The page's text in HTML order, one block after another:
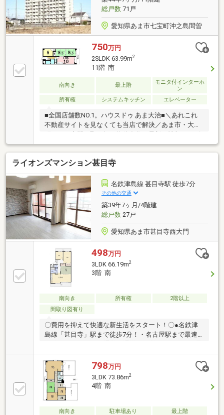
利な立地
総戸数71戸
愛知県あま市七宝町沖之島間曽
750万円
2SLDK 63.99m2
11階 南
南向き 最上階
モニタ付インターホ
ン
所有権
システムキッチン エレベーター
■全国店舗数NO.1。ハウスドゥ あま大治■＼あれこれ
不動産サイトを見なくても当店で解決／あま市・大治
ーディーにお届け。ネットに掲載していない物件は店
頭でご紹介いたします。◆宝小学校/七宝北中学校◆
エレベーター付！◆宅配BOX完備！◆余裕のあるバル
コニー◆車で5分圏内に生活施設充実※写真をクリック
すると、詳細をご覧いただけます。
ライオンズマンション甚目寺
名鉄津島線 甚目寺駅 徒歩7分
その他の交通
築39年7ヶ月/4階建
総戸数27戸
愛知県あま市甚目寺西大門
498万円
3LDK 66.19m2
3階 南
南向き 所有権
2階以上
間取り図有り
〇費用を抑えて快適な新生活をスタート！〇●名鉄津
島線「甚目寺」駅まで徒歩7分！・名古屋駅まで最速
算 約130万円でここまで変わる！・LDK＆廊下：フロ
アタイル工事・洋室×2：フローリング張替・全室クロ
ス貼替／襖貼替／畳表替●主要設備もリニューアル済
み！・令和2年：キッチン・洗面交換・平成27年：ユ
ニットバス交換・令和7年3月：ハウスクリーニング実
施予定●南向きバルコニーで陽当たり良好●2025年2
月：大規模修繕工事！より快適に●近隣駐車場あり
798万円
3LDK 73.86m2
4階 南
南向き 駐車場あり 最上階